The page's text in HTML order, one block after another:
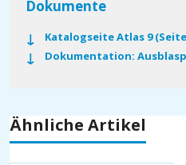
Dokumente
Katalogseite Atlas 9 (Seite
Dokumentation:
Ähnliche Artikel